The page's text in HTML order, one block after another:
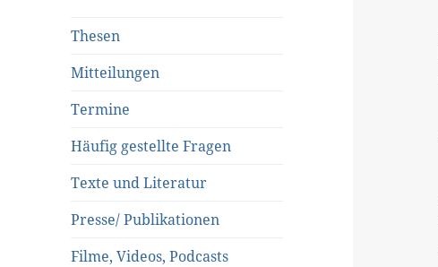
Thesen
Mitteilungen
Termine
Häufig gestellte Fragen
Texte und Literatur
Presse/ Publikationen
Filme, Videos, Podcasts